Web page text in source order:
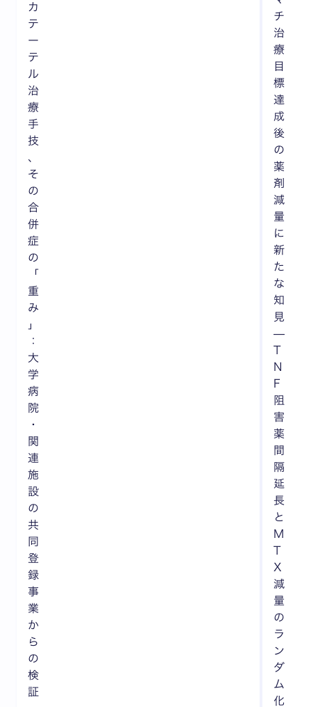
カ
テ
ー
テ
ル
治
療
手
技
、
そ
の
合
併
症
の
「
重
み
」
：
大
学
病
院
・
関
連
施
設
の
共
同
登
録
事
業
か
ら
の
検
証
チ
治
療
目
標
達
成
後
の
薬
剤
減
量
に
新
た
な
知
見
—
T
N
F
阻
害
薬
間
隔
延
長
と
M
T
X
減
量
の
ラ
ン
ダ
ム
化